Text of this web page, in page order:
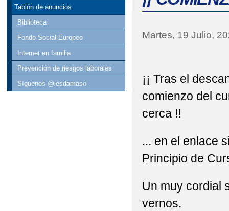
Tablón de anuncios
Biblioteca
Fondo Social Europeo
Internet en familia
Prevención de riesgos laborales
Síguenos @iesdamaso
Martes, 19 Julio,
¡¡ Tras el
comienzo del
cerca !!
... en el enlace
Principio de
Un muy cordial
vernos.